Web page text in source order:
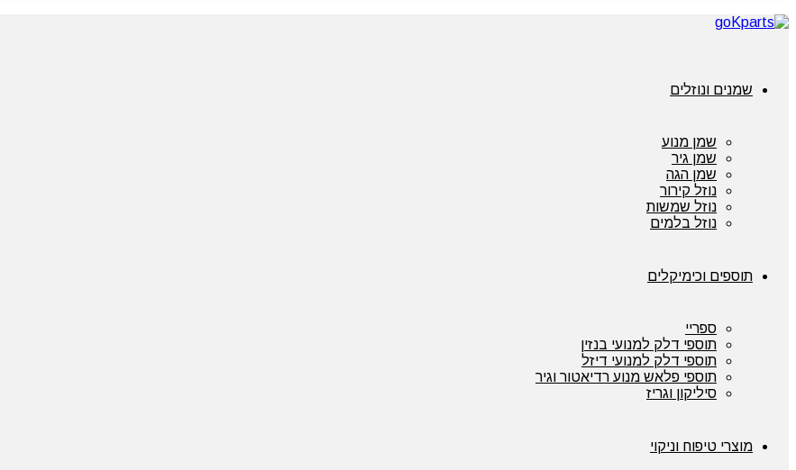
שמנים ונוזלים
שמן מנוע
שמן גיר
שמן הגה
נוזל קירור
נוזל שמשות
נוזל בלמים
תוספים וכימיקלים
ספריי
תוספי דלק למנועי בנזין
תוספי דלק למנועי דיזל
תוספי פלאש מנוע רדיאטור וגיר
סיליקון וגריז
מוצרי טיפוח וניקוי